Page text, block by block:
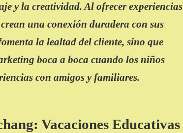
y la creatividad. Al ofrecer experiencias
una conexión duradera con sus
la lealtad del cliente, sino que
boca a boca cuando los niños
con amigos y familiares.
Vacaciones Educativas